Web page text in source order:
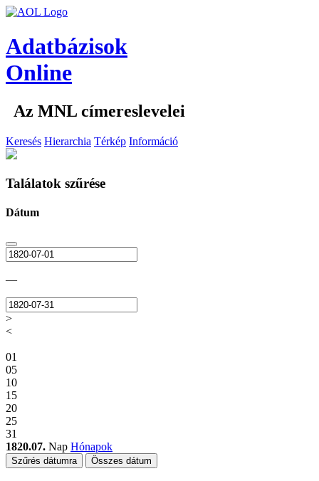
Adatbázisok
Online
Az MNL címereslevelei
Keresés Hierarchia Térkép Információ
Találatok szűrése
Dátum
—
>
<
01
05
10
15
20
25
31
1820.07. Nap Hónapok
Szűrés dátumra Összes dátum